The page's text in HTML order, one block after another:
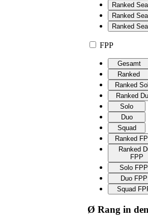
Ranked
Ranked
Ranked
FPP
Gesamt
Ranked
Ranked
Ranked
Solo
Duo
Squad
Ranked
Ranked
FPP
Solo FPP
Duo FPP
Squad
Ø Rang in